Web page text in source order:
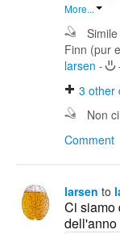
More...
Finn (pur
larsen -
3 other
Non
Comment
larsen to
Ci siamo
dell'anno